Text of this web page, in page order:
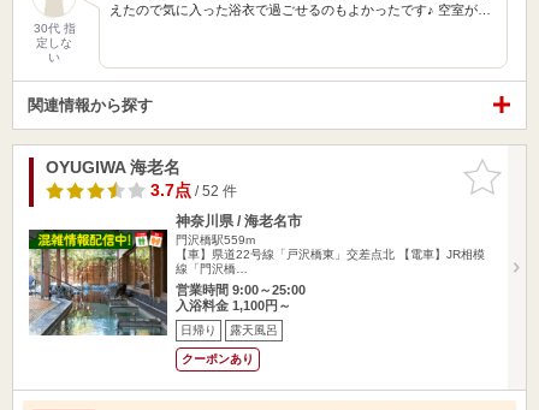
30代 指
定しな
い
えたので気に入った浴衣で過ごせるのもよかったです♪ 空室が…
関連情報から探す
お気に入
りに追加
OYUGIWA 海老名
3.7点/ 52 件
神奈川県 / 海老名市
門沢橋駅559m
【車】県道22号線「戸沢橋東」交差点北 【電車】JR相模
線「門沢橋…
営業時間 9:00～25:00
入浴料金 1,100円～
日帰り 露天風呂
クーポンあり